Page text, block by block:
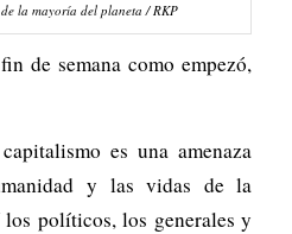
la mayoría del planeta / RKP
de semana como empezó,
es una amenaza
y las vidas de la
políticos, los generales y